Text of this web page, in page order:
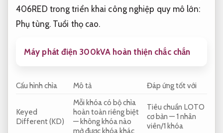
406RED trong triển khai công nghiệp quy mô lớn:
Phụ tùng. Tuổi thọ cao.
Máy phát điện 300kVA hoàn thiện chắc chắn
Cấu hình chìa Mô tả Đáp ứng tốt với
Keyed
Different (KD)
Mỗi khóa có bộ chìa
hoàn toàn riêng biệt
— không khóa nào
mở được khóa khác
Tiêu chuẩn LOTO
cơ bản — 1 nhân
viên/1 khóa